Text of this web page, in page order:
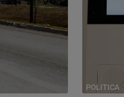
POLITICA